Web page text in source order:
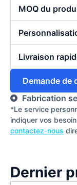
MOQ du
Livraison
Demande de
Fabrication
*Le service
indiquer vos
contactez-nous
Dernier